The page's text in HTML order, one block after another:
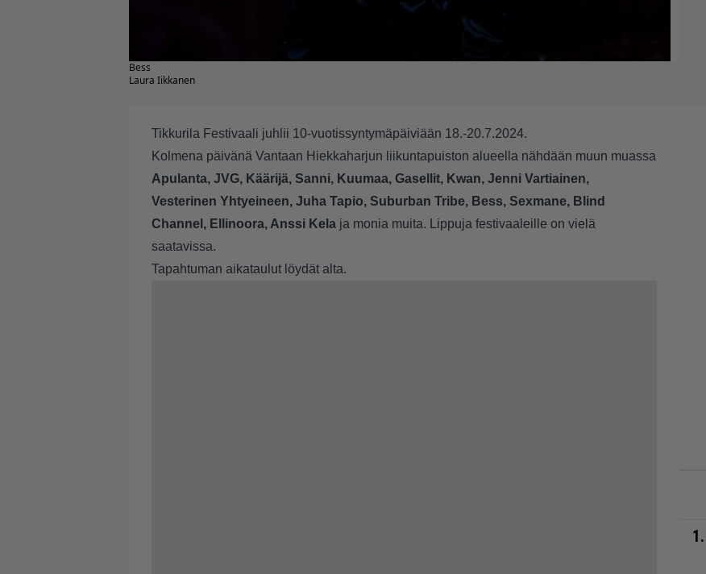
Bess
Laura Iikkanen
Tikkurila Festivaali juhlii 10-vuotissyntymäpäiviään 18.-20.7.2024.
Kolmena päivänä Vantaan Hiekkaharjun liikuntapuiston alueella nähdään muun muassa
Apulanta, JVG, Käärijä, Sanni, Kuumaa, Gasellit, Kwan, Jenni Vartiainen,
Vesterinen Yhtyeineen, Juha Tapio, Suburban Tribe, Bess, Sexmane, Blind
Channel, Ellinoora, Anssi Kela ja monia muita. Lippuja festivaaleille on vielä
saatavissa.
Tapahtuman aikataulut löydät alta.
1.